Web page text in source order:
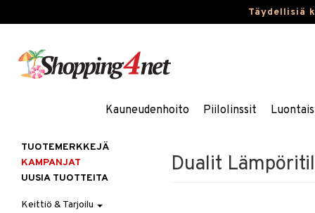
Täydellisiä
Kauneudenhoito Piilolinssit
Dualit
TUOTEMERKKEJÄ
KAMPANJAT
UUSIA TUOTTEITA
Keittiö & Tarjoilu